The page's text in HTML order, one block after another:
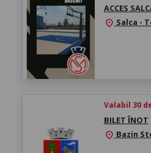
ACCES
location_on Salca -
Valabil 30
BILET ÎNOT
location_on Bazin